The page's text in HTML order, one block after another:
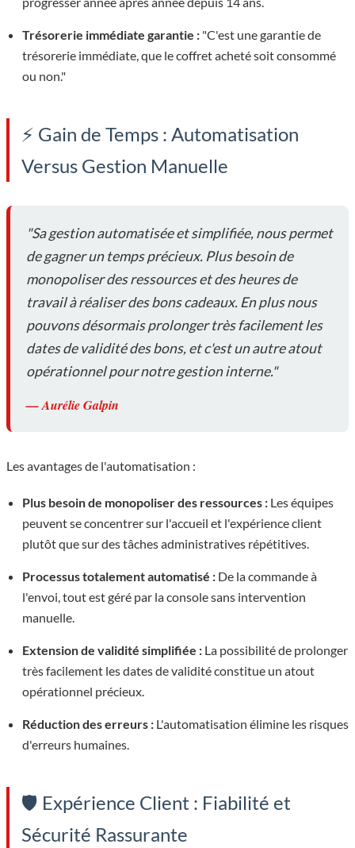
Trésorerie immédiate garantie : "C'est une garantie de
trésorerie immédiate, que le coffret acheté soit consommé
ou non."
⚡ Gain de Temps : Automatisation
Versus Gestion Manuelle
"Sa gestion automatisée et simplifiée, nous permet
de gagner un temps précieux. Plus besoin de
monopoliser des ressources et des heures de
travail à réaliser des bons cadeaux. En plus nous
pouvons désormais prolonger très facilement les
dates de validité des bons, et c'est un autre atout
opérationnel pour notre gestion interne."
— Aurélie Galpin
Les avantages de l'automatisation :
Plus besoin de monopoliser des ressources : Les équipes
peuvent se concentrer sur l'accueil et l'expérience client
plutôt que sur des tâches administratives répétitives.
Processus totalement automatisé : De la commande à
l'envoi, tout est géré par la console sans intervention
manuelle.
Extension de validité simplifiée : La possibilité de prolonger
très facilement les dates de validité constitue un atout
opérationnel précieux.
Réduction des erreurs : L'automatisation élimine les risques
d'erreurs humaines.
🛡️ Expérience Client : Fiabilité et
Sécurité Rassurante